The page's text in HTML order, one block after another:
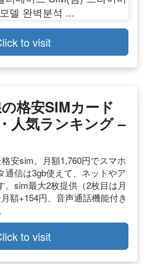
to visit
格安SIMカード
人気ランキング –
安sim。月額1,760円でスマホ
通信は3gb使えて、ネットやア
。sim最大2枚提供（2枚目は月
額+154円、音声通話機能付き
to visit